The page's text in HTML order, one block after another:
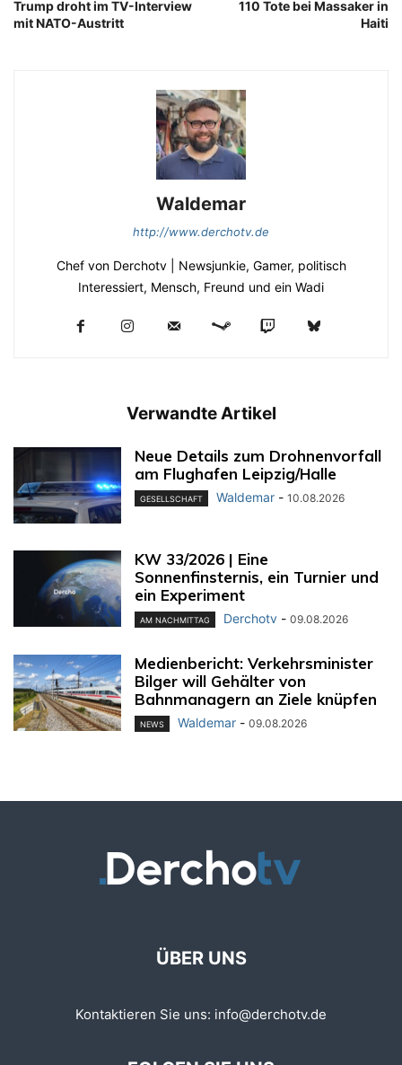
Trump droht im TV-Interview
mit NATO-Austritt
110 Tote bei Massaker in
Haiti
Waldemar
http://www.derchotv.de
Chef von Derchotv | Newsjunkie, Gamer, politisch
Interessiert, Mensch, Freund und ein Wadi
Verwandte Artikel
Neue Details zum Drohnenvorfall
am Flughafen Leipzig/Halle
GESELLSCHAFT Waldemar - 10.08.2026
KW 33/2026 | Eine
Sonnenfinsternis, ein Turnier und
ein Experiment
AM NACHMITTAG Derchotv - 09.08.2026
Medienbericht: Verkehrsminister
Bilger will Gehälter von
Bahnmanagern an Ziele knüpfen
NEWS Waldemar - 09.08.2026
ÜBER UNS
Kontaktieren Sie uns: info@derchotv.de